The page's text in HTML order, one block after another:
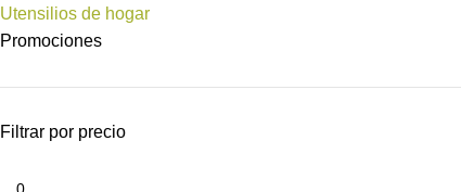
Utensilios de hogar
Promociones
Filtrar por precio